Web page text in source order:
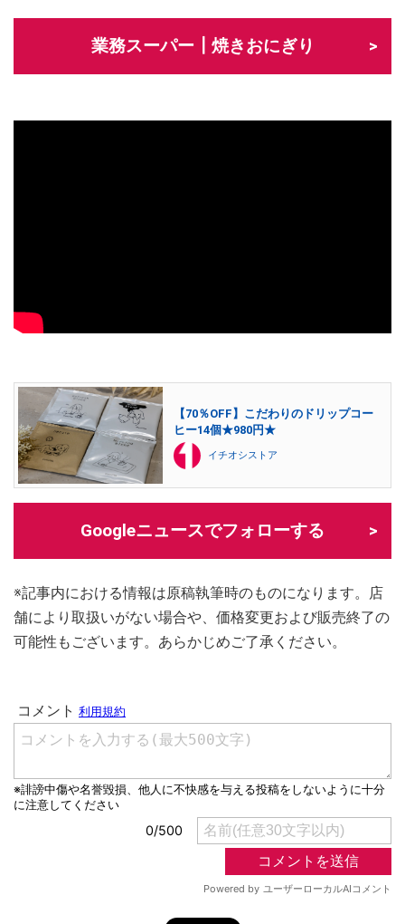
業務スーパー┃焼きおにぎり
【70％OFF】こだわりのドリップコー
ヒー14個★980円★
イチオシストア
Googleニュースでフォローする
※記事内における情報は原稿執筆時のものになります。店
舗により取扱いがない場合や、価格変更および販売終了の
可能性もございます。あらかじめご了承ください。